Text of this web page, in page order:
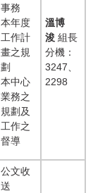
事務
本年度
工作計
畫之規
劃
本中心
業務之
規劃及
工作之
督導
溫博
浚 組長
分機：
3247、
2298
公文收
送